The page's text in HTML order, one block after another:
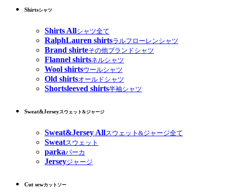
Shirtsシャツ
Shirts Allシャツ全て
RalphLauren shirtsラルフローレンシャツ
Brand shirteその他ブランドシャツ
Flannel shirtsネルシャツ
Wool shirtsウールシャツ
Old shirtsオールドシャツ
Shortsleeved shirts半袖シャツ
Sweat&Jerseyスウェット&ジャージ
Sweat&Jersey Allスウェット&ジャージ全て
Sweatスウェット
parkaパーカ
Jerseyジャージ
Cut sewカットソー